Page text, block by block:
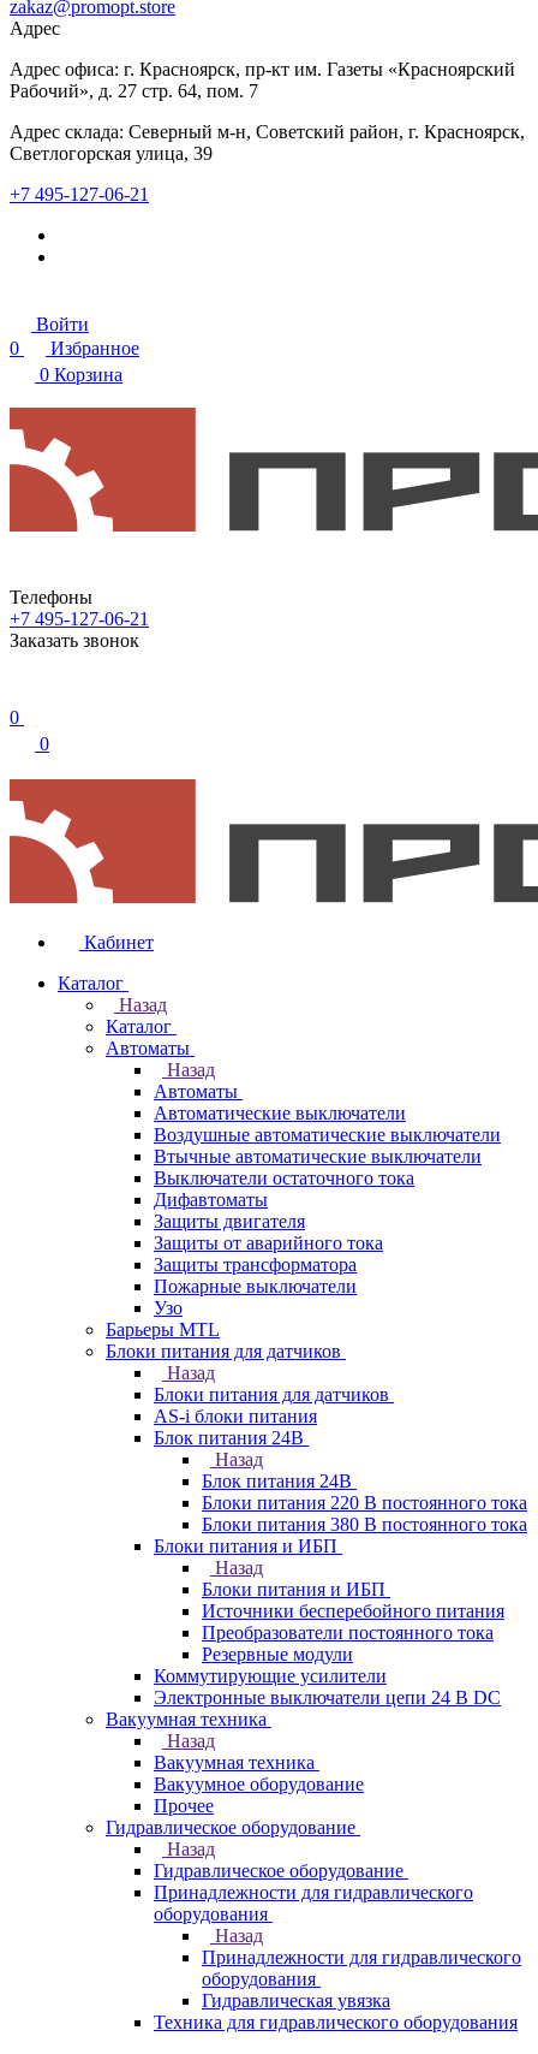
zakaz@promopt.store
Адрес
Адрес офиса: г. Красноярск, пр-кт им. Газеты «Красноярский
Рабочий», д. 27 стр. 64, пом. 7
Адрес склада: Северный м-н, Советский район, г. Красноярск,
Светлогорская улица, 39
+7 495-127-06-21
Войти
0
Избранное
0 Корзина
Телефоны
+7 495-127-06-21
Заказать звонок
0
0
Кабинет
Каталог
Назад
Каталог
Автоматы
Назад
Автоматы
Автоматические выключатели
Воздушные автоматические выключатели
Втычные автоматические выключатели
Выключатели остаточного тока
Дифавтоматы
Защиты двигателя
Защиты от аварийного тока
Защиты трансформатора
Пожарные выключатели
Узо
Барьеры MTL
Блоки питания для датчиков
Назад
Блоки питания для датчиков
AS-i блоки питания
Блок питания 24В
Назад
Блок питания 24В
Блоки питания 220 В постоянного тока
Блоки питания 380 В постоянного тока
Блоки питания и ИБП
Назад
Блоки питания и ИБП
Источники бесперебойного питания
Преобразователи постоянного тока
Резервные модули
Коммутирующие усилители
Электронные выключатели цепи 24 В DC
Вакуумная техника
Назад
Вакуумная техника
Вакуумное оборудование
Прочее
Гидравлическое оборудование
Назад
Гидравлическое оборудование
Принадлежности для гидравлического
оборудования
Назад
Принадлежности для гидравлического
оборудования
Гидравлическая увязка
Техника для гидравлического оборудования